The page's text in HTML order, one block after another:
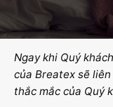
Ngay khi Quý
của Breatex sẽ
thắc mắc của Quý